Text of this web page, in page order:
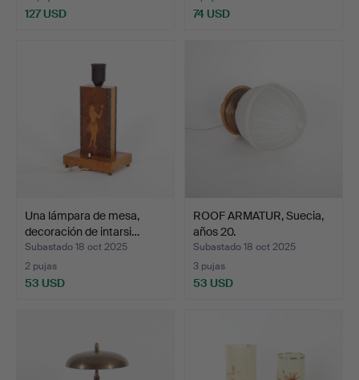
127 USD 74 USD
Una lámpara de mesa,
decoración de intarsi…
Subastado 18 oct 2025
2 pujas
53 USD
ROOF ARMATUR, Suecia,
años 20.
Subastado 18 oct 2025
3 pujas
53 USD